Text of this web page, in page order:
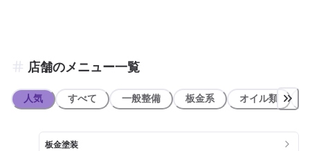
店舗のメニュー一覧
人気 すべて 一般整備 板金系 オイル類
板金塗装